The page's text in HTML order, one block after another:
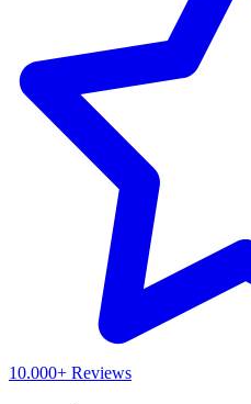
10.000+ Reviews